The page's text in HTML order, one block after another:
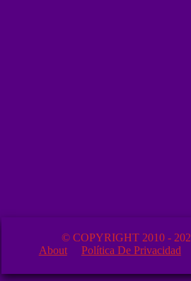
© COPYRIGHT 2010 -
About
Política De Privacidad